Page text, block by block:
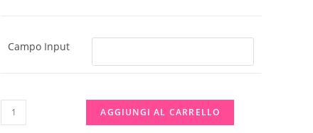
Campo Input
ESFOLIANTE
AL
AGGIUNGI AL CARRELLO